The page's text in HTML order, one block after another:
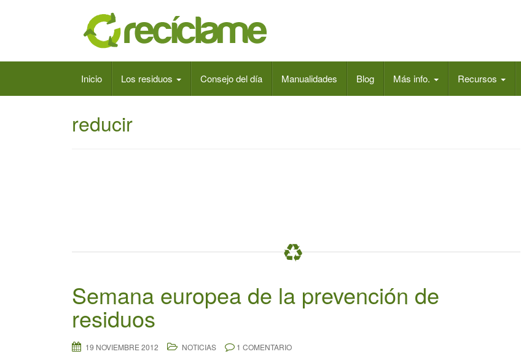
Inicio Los residuos Consejo del día Manualidades Blog Más info. Recursos
reducir
Semana europea de la prevención de
residuos
19 NOVIEMBRE 2012 NOTICIAS 1 COMENTARIO